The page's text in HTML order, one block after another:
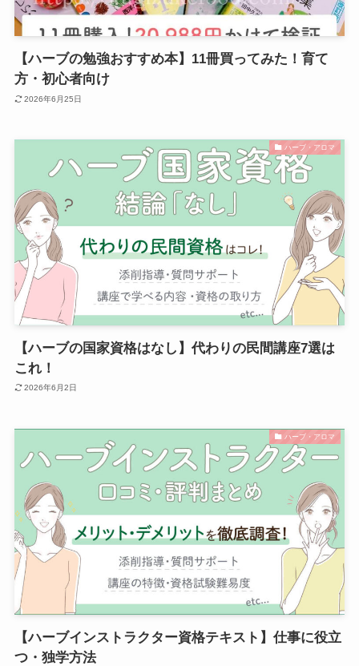
【ハーブの勉強おすすめ本】11冊買ってみた！育て
方・初心者向け
2026年6月25日
ハーブ・アロマ
【ハーブの国家資格はなし】代わりの民間講座7選は
これ！
2026年6月2日
ハーブ・アロマ
【ハーブインストラクター資格テキスト】仕事に役立
つ・独学方法